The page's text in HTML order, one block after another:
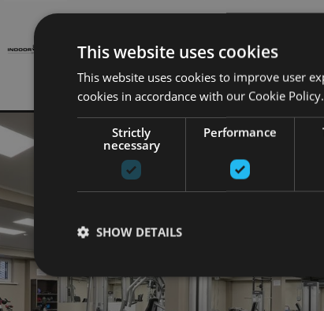
Atpakaļ
This website uses cookies
This website uses cookies to improve user
cookies in accordance with our Cookie Policy.
Strictly
necessary
Performance
SHOW DETAILS